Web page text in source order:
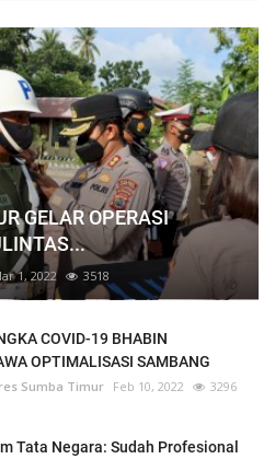
GELAR OPERASI
1, 2022 3518
COVID-19 BHABIN
OPTIMALISASI SAMBANG
Sumba Timur Feb 10, 2022 3296
Tata Negara: Sudah Profesional